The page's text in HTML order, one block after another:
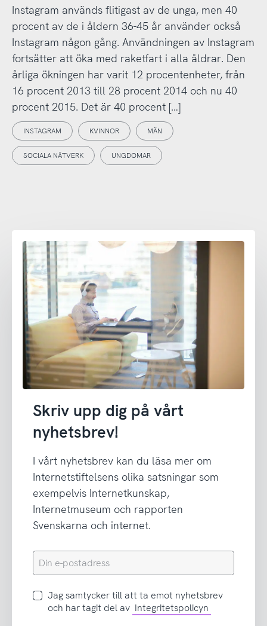
Instagram används flitigast av de unga, men 40
procent av de i åldern 36-45 år använder också
Instagram någon gång. Användningen av Instagram
fortsätter att öka med raketfart i alla åldrar. Den
årliga ökningen har varit 12 procentenheter, från
16 procent 2013 till 28 procent 2014 och nu 40
procent 2015. Det är 40 procent […]
INSTAGRAM KVINNOR MÄN
SOCIALA NÄTVERK UNGDOMAR
Skriv upp dig på vårt
nyhetsbrev!
I vårt nyhetsbrev kan du läsa mer om
Internetstiftelsens olika satsningar som
exempelvis Internetkunskap,
Internetmuseum och rapporten
Svenskarna och internet.
Din
e-
Jag
samtycker
Jag samtycker till att ta emot nyhetsbrev
och har tagit del av Integritetspolicyn